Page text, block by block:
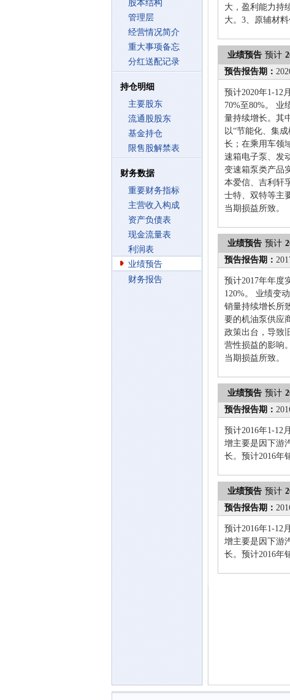
股本结构
管理层
经营情况简介
重大事项备忘
分红送配记录
持仓明细
主要股东
流通股股东
基金持仓
限售股解禁表
财务数据
重要财务指标
主营收入构成
资产负债表
现金流量表
利润表
业绩预告
财务报告
大，盈利能力持
大。3、原辅材
业绩预告 预计
预告报告期：
预计2020年1-12
70%至80%。 业
量持续增长。其
以“节能化、集
长；在乘用车领
速箱电子泵、发
变速箱泵类产品
本爱信、吉利轩
士特、双特等主
当期损益所致。
业绩预告 预计
预告报告期：
预计2017年年度
120%。 业绩变
销量持续增长所
要的机油泵供应
政策出台，导致
营性损益的影响
当期损益所致。
业绩预告 预计
预告报告期：
预计2016年1-12
增主要是因下游
长。预计2016年
业绩预告 预计
预告报告期：
预计2016年1-12
增主要是因下游
长。预计2016年